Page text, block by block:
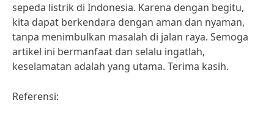
sepeda listrik di Indonesia. Karena dengan begitu,
kita dapat berkendara dengan aman dan nyaman,
tanpa menimbulkan masalah di jalan raya. Semoga
artikel ini bermanfaat dan selalu ingatlah,
keselamatan adalah yang utama. Terima kasih.
Referensi: